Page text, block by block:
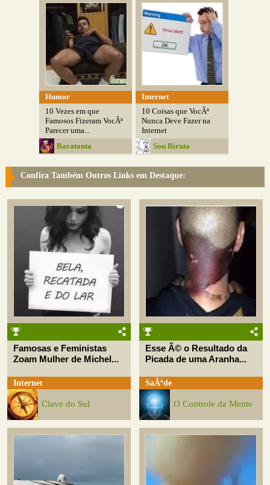
Humor
10 Vezes em que
Famosos Fizeram VocÃª
Parecer uma...
Baratonta
Internet
10 Coisas que VocÃª
Nunca Deve Fazer na
Internet
Sou Biruta
Confira Também Outros Links em Destaque:
Famosas e Feministas
Zoam Mulher de Michel...
Internet
Clave do Sul
Esse Ã© o Resultado da
Picada de uma Aranha...
SaÃºde
O Controle da Mente